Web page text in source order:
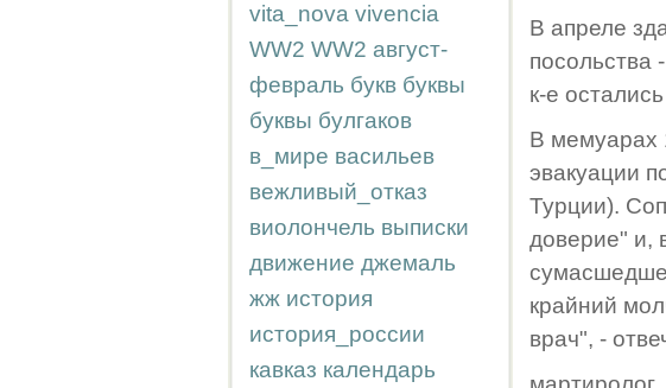
vita_nova vivencia
WW2 WW2 август-
февраль букв буквы
буквы булгаков
в_мире васильев
вежливый_отказ
виолончель выписки
движение джемаль
жж история
история_россии
кавказ календарь
В апреле
посольства
к-е
В мемуарах
эвакуации
Турции).
доверие" и,
крайний
врач", -